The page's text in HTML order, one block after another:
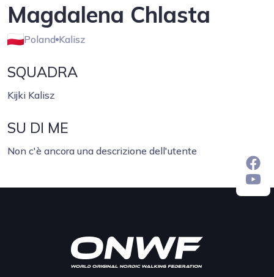
Magdalena Chlasta
Poland Kalisz
SQUADRA
Kijki Kalisz
SU DI ME
Non c'è ancora una descrizione dell'utente